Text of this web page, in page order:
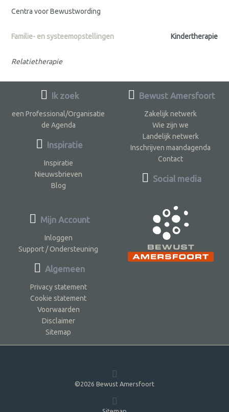
Centra voor Bewustwording
Familie- en systeemopstellingen Kindertherapie
Relatietherapie
Ik zoek
een Professional/Organisatie
de Agenda
Inspiratie
Inspiratie
Nieuwsbrieven
Blog
Bewust Amersfoort
Zakelijk netwerk
Wie zijn we
Landelijk netwerk
Inschrijven maandagenda
Contact
Social media
Mijn Account
Inloggen
Support / Ondersteuning
Algemeen
Privacy statement
Cookie statement
Voorwaarden
Disclaimer
Sitemap
©2026 Bewust Amersfoort